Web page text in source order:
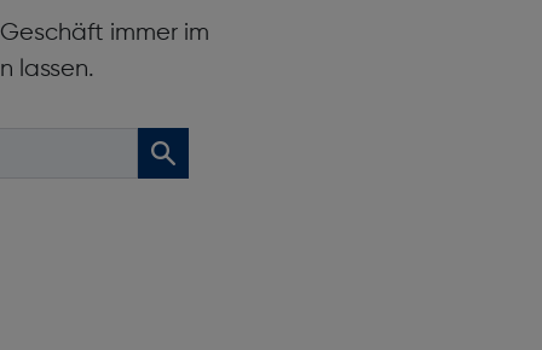
immer im
lassen.